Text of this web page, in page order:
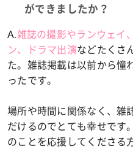
ができましたか？
A.雑誌の撮影やランウェイ
ン、ドラマ出演などたくさ
た。雑誌掲載は以前から憧
ったです。
場所や時間に関係なく、雑
だけるのでとても幸せです
のことを応援してくださる